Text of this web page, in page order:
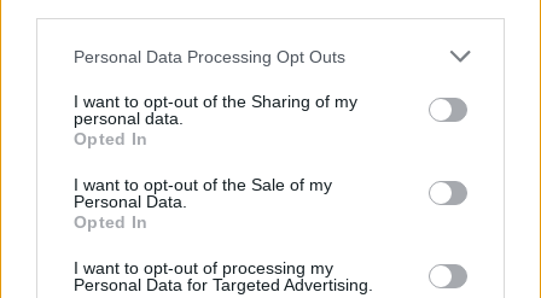
Please note that this website/app uses one or more Google
not limited to your visit or usage behaviour. You may click to
grant or deny consent to Google and its third-party tags to
use your data for below specified purposes in below Google
consent section.
Personal Data Processing Opt Outs
I want to opt-out of the Sharing of my
personal data.
Opted In
I want to opt-out of the Sale of my
Personal Data.
Opted In
I want to opt-out of processing my
Personal Data for Targeted Advertising.
időjárás lehűlése előtt nem tudtak beérni. Ezeket sokan
konyhai felhasználás
A hagyma szinte minden konyhában alapélelmiszer, mégis sokan
automatikusan ugyanazt a fajtát használják minden ételhez.
felhasználása jelentősen ...